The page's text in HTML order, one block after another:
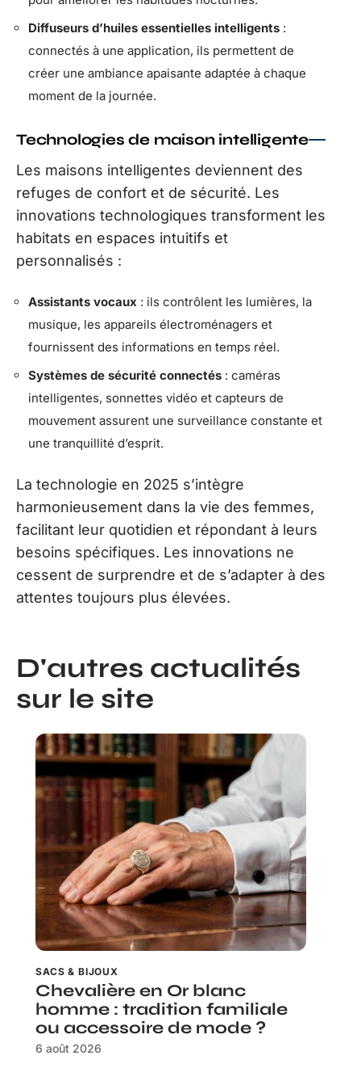
Diffuseurs d’huiles essentielles intelligents :
connectés à une application, ils permettent de
créer une ambiance apaisante adaptée à chaque
moment de la journée.
Technologies de maison intelligente
Les maisons intelligentes deviennent des
refuges de confort et de sécurité. Les
innovations technologiques transforment les
habitats en espaces intuitifs et
personnalisés :
Assistants vocaux : ils contrôlent les lumières, la
musique, les appareils électroménagers et
fournissent des informations en temps réel.
Systèmes de sécurité connectés : caméras
intelligentes, sonnettes vidéo et capteurs de
mouvement assurent une surveillance constante et
une tranquillité d’esprit.
La technologie en 2025 s’intègre
harmonieusement dans la vie des femmes,
facilitant leur quotidien et répondant à leurs
besoins spécifiques. Les innovations ne
cessent de surprendre et de s’adapter à des
attentes toujours plus élevées.
D'autres actualités
sur le site
SACS & BIJOUX
Chevalière en Or blanc
homme : tradition familiale
ou accessoire de mode ?
6 août 2026